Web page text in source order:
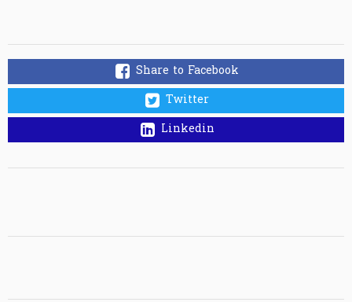
Share to Facebook
Twitter
Linkedin